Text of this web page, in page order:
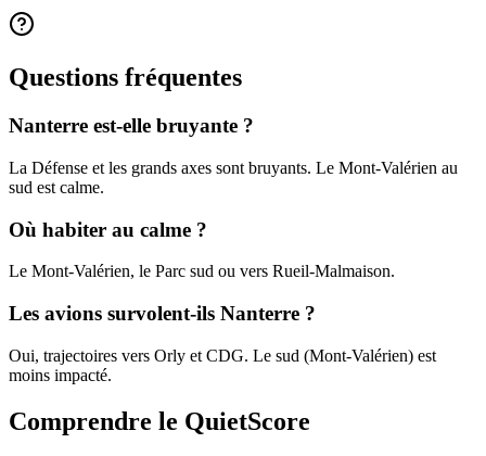
Questions fréquentes
Nanterre est-elle bruyante ?
La Défense et les grands axes sont bruyants. Le Mont-Valérien au
sud est calme.
Où habiter au calme ?
Le Mont-Valérien, le Parc sud ou vers Rueil-Malmaison.
Les avions survolent-ils Nanterre ?
Oui, trajectoires vers Orly et CDG. Le sud (Mont-Valérien) est
moins impacté.
Comprendre le QuietScore